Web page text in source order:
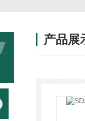
产品展